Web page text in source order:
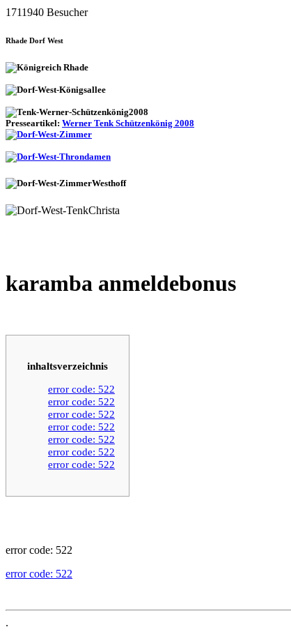
1711940 Besucher
Rhade Dorf West
Presseartikel: Werner Tenk Schützenkönig 2008
karamba anmeldebonus
inhaltsverzeichnis
error code: 522
error code: 522
error code: 522
error code: 522
error code: 522
error code: 522
error code: 522
error code: 522
error code: 522
.